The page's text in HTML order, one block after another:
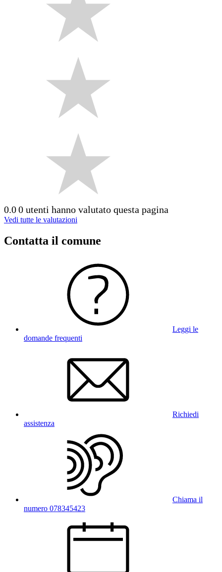
0.00 utenti hanno valutato questa pagina
Vedi tutte le valutazioni
Contatta il comune
Leggi le
domande frequenti
Richiedi
assistenza
Chiama il
numero 078345423